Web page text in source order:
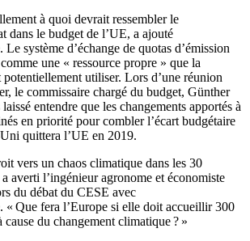
à quoi devrait ressembler le
dans le budget de l’UE, a ajouté
système d’échange de quotas d’émission
une « ressource propre » que la
utiliser. Lors d’une réunion
le commissaire chargé du budget, Günther
entendre que les changements apportés à
en priorité pour combler l’écart budgétaire
quittera l’UE en 2019.
vers un chaos climatique dans les 30
averti l’ingénieur agronome et économiste
du débat du CESE avec
« Que fera l’Europe si elle doit accueillir 300
du changement climatique ? »